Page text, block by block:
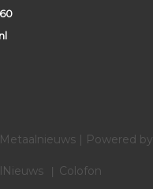
| Powered by
Colofon